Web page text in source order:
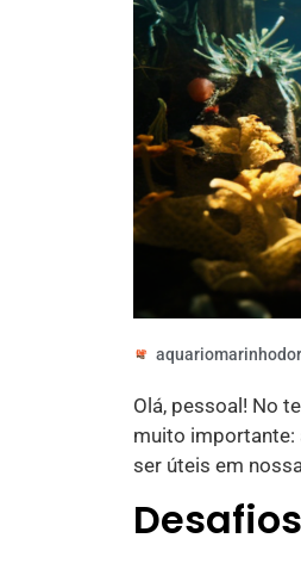
Olá, pessoal! No
muito importante:
ser úteis em